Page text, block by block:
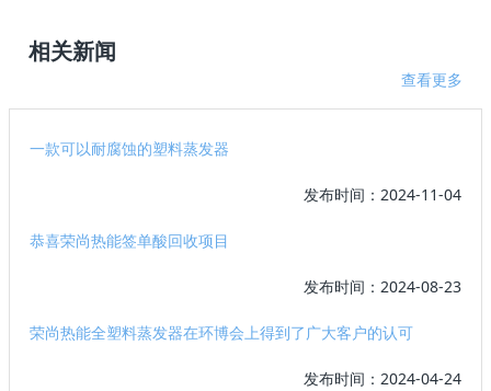
相关新闻
查看更多
一款可以耐腐蚀的塑料蒸发器
发布时间：2024-11-04
恭喜荣尚热能签单酸回收项目
发布时间：2024-08-23
荣尚热能全塑料蒸发器在环博会上得到了广大客户的认可
发布时间：2024-04-24